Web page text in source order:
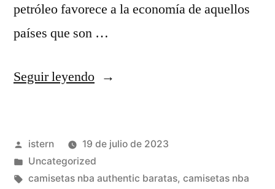
petróleo favorece a la economía de aquellos
países que son …
Seguir leyendo«camiseta
Publicado
por
istern
19 de julio de 2023
Publicado
en
Uncategorized
Etiquetas:
camisetas nba authentic baratas, camisetas nba